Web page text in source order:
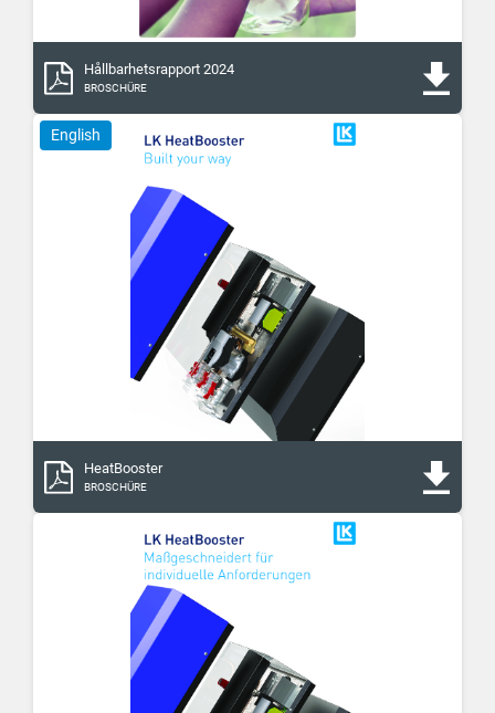
Hållbarhetsrapport 2024
BROSCHÜRE
English
HeatBooster
BROSCHÜRE